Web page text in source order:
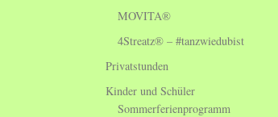
MOVITA®
4Streatz® – #tanzwiedubist
Privatstunden
Kinder und Schüler
Sommerferienprogramm